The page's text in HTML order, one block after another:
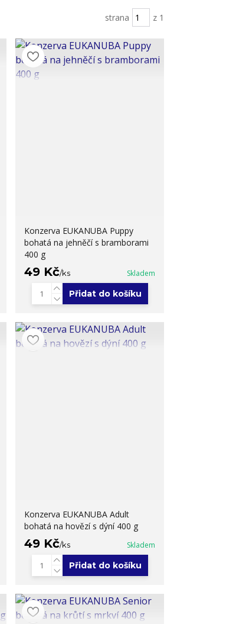
strana z 1
Konzerva EUKANUBA Puppy
bohatá na jehněčí s bramborami
400 g
49 Kč/ks Skladem
Přidat do košíku
Konzerva EUKANUBA Adult
bohatá na hovězí s dýní 400 g
49 Kč/ks Skladem
Přidat do košíku